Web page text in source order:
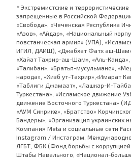
* Экстремистские и террористические
запрещенные в Российской
«Свобода», «Чеченская Республика
«Азов», «Айдар», «Национальный
повстанческая армия» (УПА),
ИГИЛ, ДАИШ), «Джабхат Фатх аш-
«Хайат Тахрир-аш-Шам», «Аль-
«Талибан», «Братья-мусульмане»,
народа», «Хизб ут-Тахрир»,«Имарат
«Таблиги Джамаат», «Лашкар-И-
Туркестана», «Исламское движение
движение Восточного Туркестана»
«АУМ Синрике», «Братство»
Бандеры», «Организация украинских
Компания Meta и социальные сети
Instagram / Инстаграм,
ЛГБТ, ФБК (Фонд борьбы с
Штабы Навального, «Национал-